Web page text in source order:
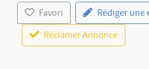
Favori
Rédiger une
Réclamer Annonce